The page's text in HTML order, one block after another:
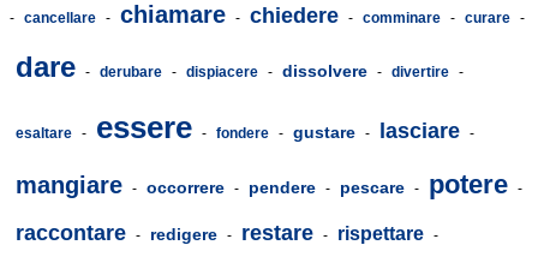
- cancellare - chiamare - chiedere - comminare - curare -
dare - derubare - dispiacere - dissolvere - divertire -
esaltare - essere - fondere - gustare - lasciare -
mangiare - occorrere - pendere - pescare - potere -
raccontare - redigere - restare - rispettare -